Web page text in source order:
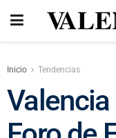
Inicio Tendencias
Valencia